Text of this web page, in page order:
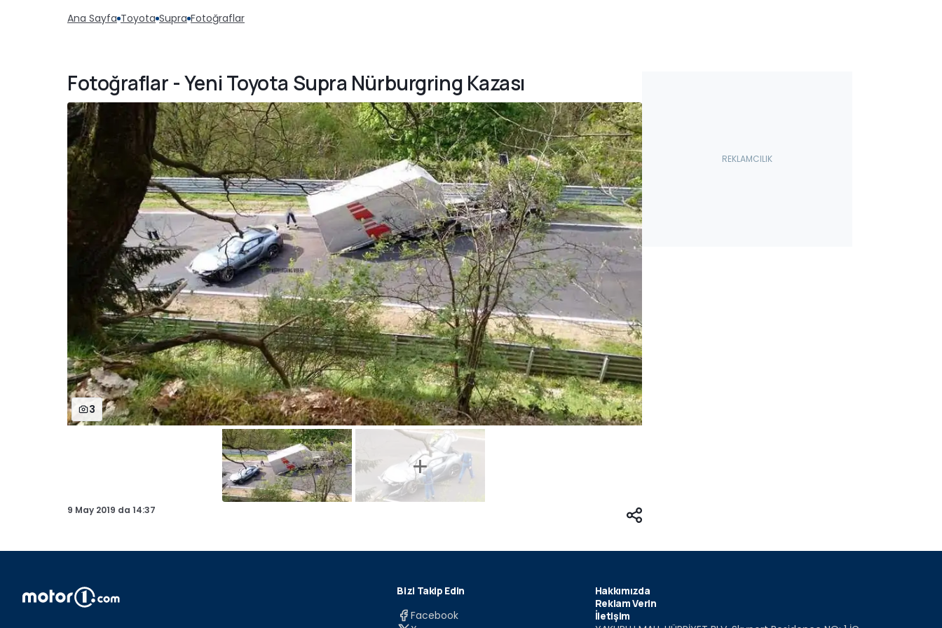
Ana Sayfa Toyota Supra Fotoğraflar
Fotoğraflar - Yeni Toyota Supra Nürburgring Kazası
3
9 May 2019 da 14:37
Bizi Takip Edin
Facebook
Hakkımızda
Reklam Verin
İletişim